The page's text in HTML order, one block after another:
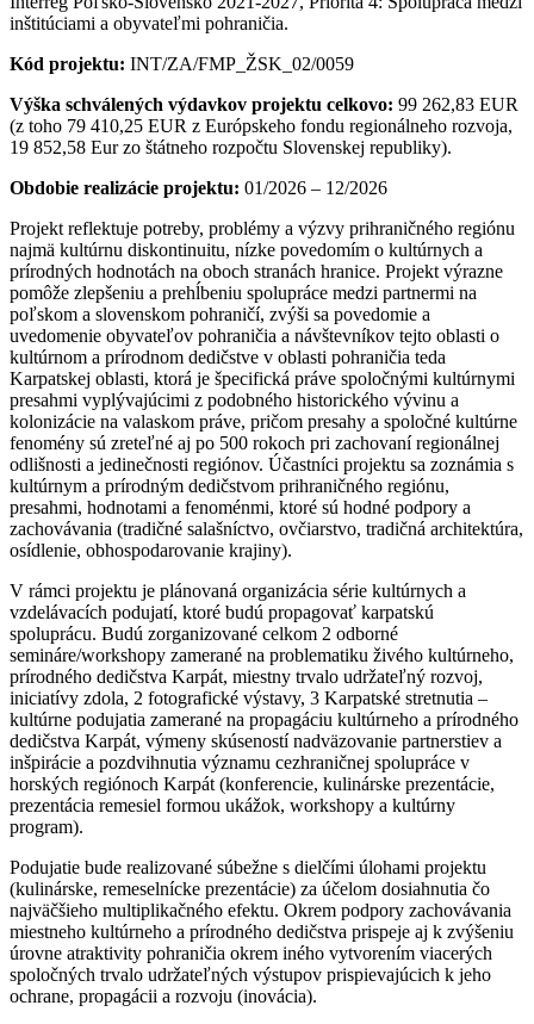
inštitúciami a obyvateľmi pohraničia.
Kód projektu: INT/ZA/FMP_ŽSK_02/0059
Výška schválených výdavkov projektu celkovo: 99 262,83 EUR
(z toho 79 410,25 EUR z Európskeho fondu regionálneho rozvoja,
19 852,58 Eur zo štátneho rozpočtu Slovenskej republiky).
Obdobie realizácie projektu: 01/2026 – 12/2026
Projekt reflektuje potreby, problémy a výzvy prihraničného regiónu
najmä kultúrnu diskontinuitu, nízke povedomím o kultúrnych a
prírodných hodnotách na oboch stranách hranice. Projekt výrazne
pomôže zlepšeniu a prehĺbeniu spolupráce medzi partnermi na
poľskom a slovenskom pohraničí, zvýši sa povedomie a
uvedomenie obyvateľov pohraničia a návštevníkov tejto oblasti o
kultúrnom a prírodnom dedičstve v oblasti pohraničia teda
Karpatskej oblasti, ktorá je špecifická práve spoločnými kultúrnymi
presahmi vyplývajúcimi z podobného historického vývinu a
kolonizácie na valaskom práve, pričom presahy a spoločné kultúrne
fenomény sú zreteľné aj po 500 rokoch pri zachovaní regionálnej
odlišnosti a jedinečnosti regiónov. Účastníci projektu sa zoznámia s
kultúrnym a prírodným dedičstvom prihraničného regiónu,
presahmi, hodnotami a fenoménmi, ktoré sú hodné podpory a
zachovávania (tradičné salašníctvo, ovčiarstvo, tradičná architektúra,
osídlenie, obhospodarovanie krajiny).
V rámci projektu je plánovaná organizácia série kultúrnych a
vzdelávacích podujatí, ktoré budú propagovať karpatskú
spoluprácu. Budú zorganizované celkom 2 odborné
semináre/workshopy zamerané na problematiku živého kultúrneho,
prírodného dedičstva Karpát, miestny trvalo udržateľný rozvoj,
iniciatívy zdola, 2 fotografické výstavy, 3 Karpatské stretnutia –
kultúrne podujatia zamerané na propagáciu kultúrneho a prírodného
dedičstva Karpát, výmeny skúseností nadväzovanie partnerstiev a
inšpirácie a pozdvihnutia významu cezhraničnej spolupráce v
horských regiónoch Karpát (konferencie, kulinárske prezentácie,
prezentácia remesiel formou ukážok, workshopy a kultúrny
program).
Podujatie bude realizované súbežne s dielčími úlohami projektu
(kulinárske, remeselnícke prezentácie) za účelom dosiahnutia čo
najväčšieho multiplikačného efektu. Okrem podpory zachovávania
miestneho kultúrneho a prírodného dedičstva prispeje aj k zvýšeniu
úrovne atraktivity pohraničia okrem iného vytvorením viacerých
spoločných trvalo udržateľných výstupov prispievajúcich k jeho
ochrane, propagácii a rozvoju (inovácia).